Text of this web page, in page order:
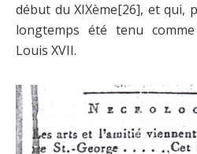
début du XIXème[26], et qui,
longtemps été tenu
Louis XVII.